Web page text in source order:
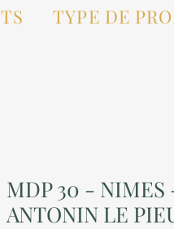
TYPE DE
MDP 30 - NIMES
ANTONIN LE